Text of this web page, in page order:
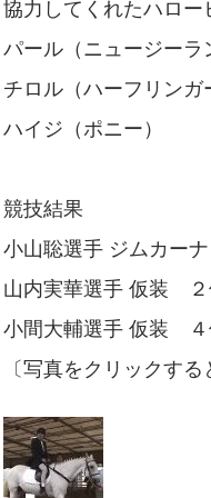
協力してくれたハロー
パール（ニュージーラ
チロル（ハーフリンガ
ハイジ（ポニー）
競技結果
小山聡選手 ジムカー
山内実華選手 仮装 ２
小間大輔選手 仮装 ４
〔写真をクリックす